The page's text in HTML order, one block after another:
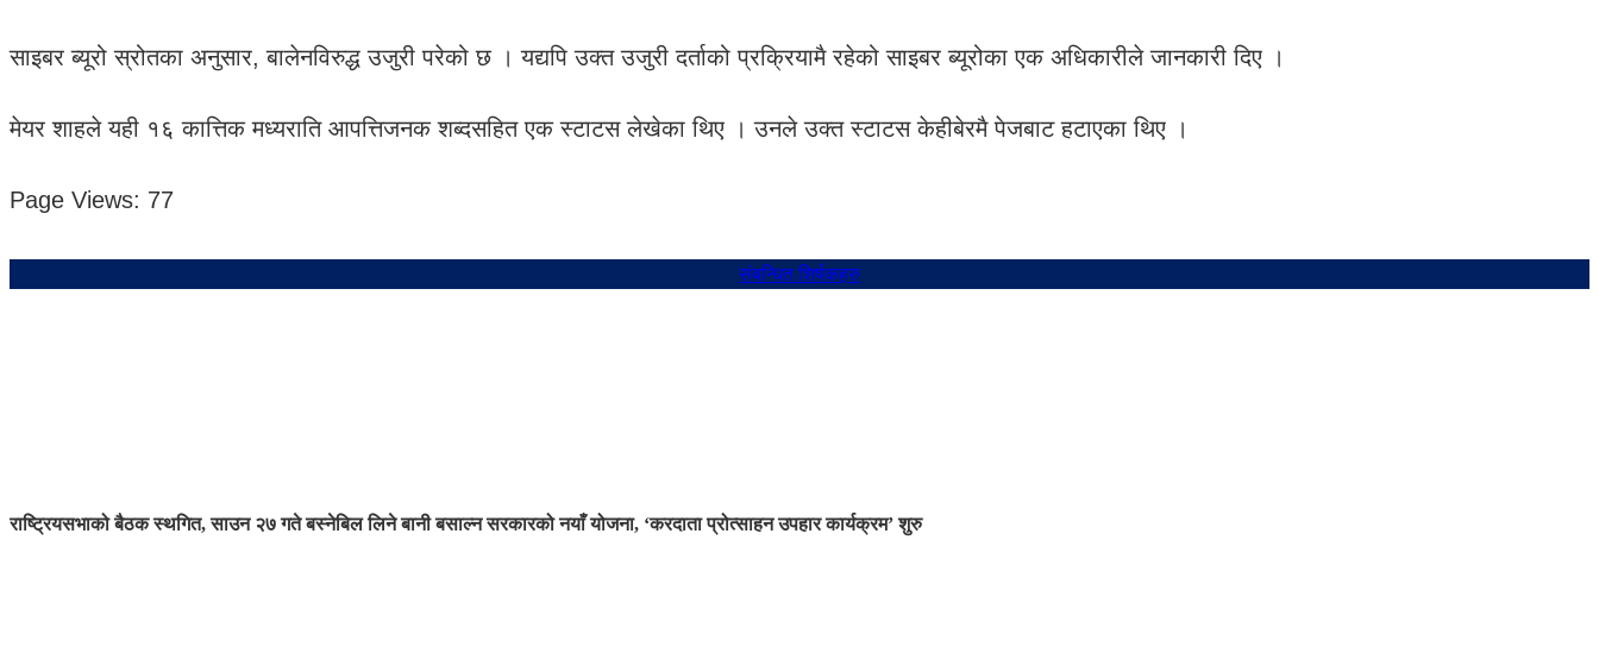
साइबर ब्यूरो स्रोतका अनुसार, बालेनविरुद्ध उजुरी परेको छ । यद्यपि उक्त उजुरी दर्ताको प्रक्रियामै रहेको साइबर ब्यूरोका एक अधिकारीले जानकारी दिए ।
मेयर शाहले यही १६ कात्तिक मध्यराति आपत्तिजनक शब्दसहित एक स्टाटस लेखेका थिए । उनले उक्त स्टाटस केहीबेरमै पेजबाट हटाएका थिए ।
Page Views: 77
संबन्धित शिर्षकहरु
राष्ट्रियसभाको बैठक स्थगित, साउन २७ गते बस्नेबिल लिने बानी बसाल्न सरकारको नयाँ योजना, ‘करदाता प्रोत्साहन उपहार कार्यक्रम’ शुरु